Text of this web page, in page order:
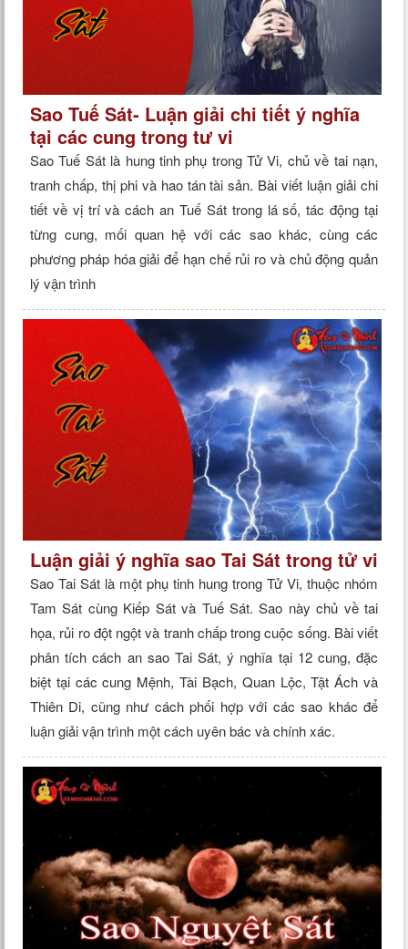
Cung hoàng đạo
Sao Tuế Sát- Luận giải chi tiết ý nghĩa
tại các cung trong tư vi
Sao Tuế Sát là hung tinh phụ trong Tử Vi, chủ về tai nạn,
tranh chấp, thị phi và hao tán tài sản. Bài viết luận giải chi
tiết về vị trí và cách an Tuế Sát trong lá số, tác động tại
từng cung, mối quan hệ với các sao khác, cùng các
phương pháp hóa giải để hạn chế rủi ro và chủ động quản
lý vận trình
Luận giải ý nghĩa sao Tai Sát trong tử vi
Sao Tai Sát là một phụ tinh hung trong Tử Vi, thuộc nhóm
Tam Sát cùng Kiếp Sát và Tuế Sát. Sao này chủ về tai
họa, rủi ro đột ngột và tranh chấp trong cuộc sống. Bài viết
phân tích cách an sao Tai Sát, ý nghĩa tại 12 cung, đặc
biệt tại các cung Mệnh, Tài Bạch, Quan Lộc, Tật Ách và
Thiên Di, cũng như cách phối hợp với các sao khác để
luận giải vận trình một cách uyên bác và chính xác.